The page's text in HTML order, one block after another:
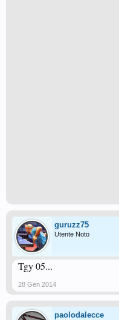
guruzz75
Utente Noto
Tgy 05...
28 Gen 2014
paolodalecce